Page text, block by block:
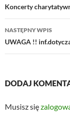
wpisu
Koncerty
NASTĘPNY WPIS
UWAGA !!
DODAJ
Musisz się